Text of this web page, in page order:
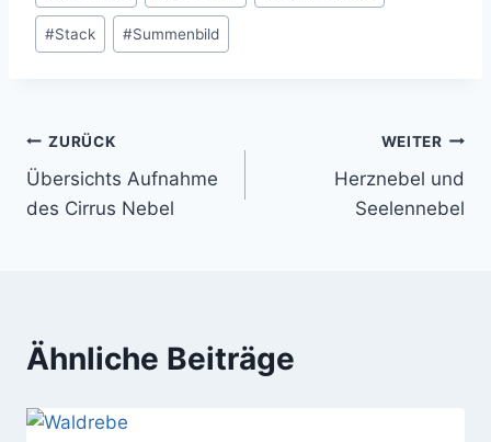
#Stack #Summenbild
Beitragsnavigation
ZURÜCK
Übersichts Aufnahme
des Cirrus Nebel
WEITER
Herznebel und
Seelennebel
Ähnliche Beiträge